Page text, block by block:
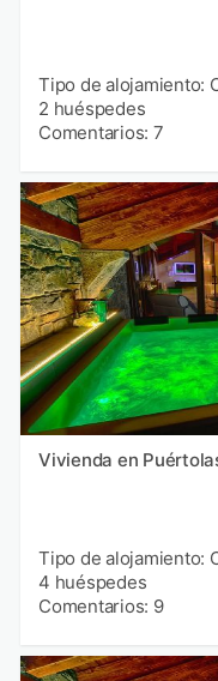
Tipo de alojamiento:
2 huéspedes
Comentarios: 7
Vivienda en
Tipo de alojamiento:
4 huéspedes
Comentarios: 9